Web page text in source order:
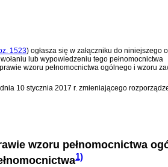
1523) ogłasza się w załączniku do niniejszego
lub wypowiedzeniu tego pełnomocnictwa
wzoru pełnomocnictwa ogólnego i wzoru
10 stycznia 2017 r. zmieniającego
wzoru pełnomocnictwa
1)